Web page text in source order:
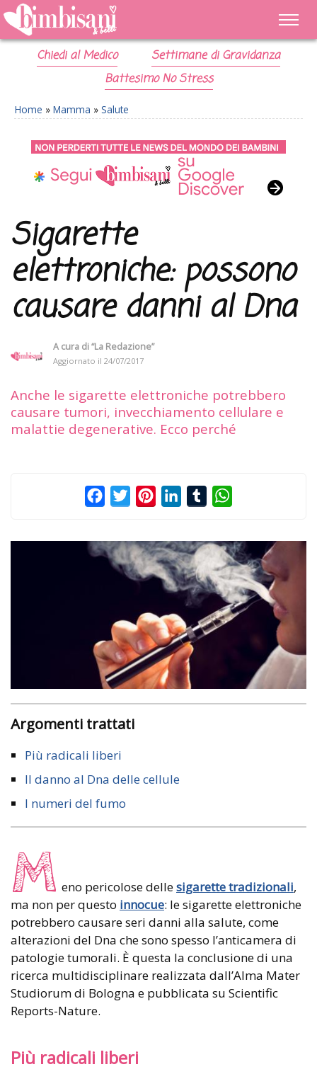
Chiedi al Medico
Settimane di Gravidanza
Battesimo No Stress
Home » Mamma » Salute
Sigarette
elettroniche: possono
causare danni al Dna
A cura di“La Redazione”
Aggiornato il 24/07/2017
Anche le sigarette elettroniche potrebbero
causare tumori, invecchiamento cellulare e
malattie degenerative. Ecco perché
FacebookTwitterPinterestLinkedInTumblr
Argomenti trattati
Più radicali liberi
Il danno al Dna delle cellule
I numeri del fumo
M eno pericolose dellesigarette tradizionali,
ma non per questo innocue: le sigarette elettroniche
potrebbero causare seri danni alla salute, come
alterazioni del Dna che sono spesso l’anticamera di
patologie tumorali. È questa la conclusione di una
ricerca multidisciplinare realizzata dall’Alma Mater
Studiorum di Bologna e pubblicata su Scientific
Reports-Nature.
Più radicali liberi